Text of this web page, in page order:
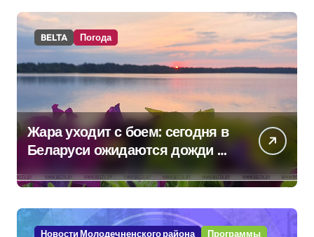
BELTA Погода
Жара уходит с боем: сегодня в
Беларуси ожидаются дожди и
грозы
Новости Молодечненского района Программы